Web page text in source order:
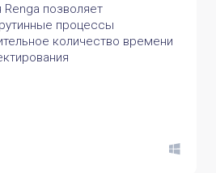
Renga позволяет
процессы
количество времени